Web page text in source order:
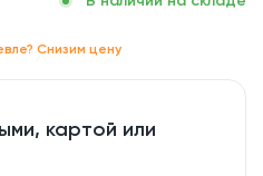
Снизим цену
картой или